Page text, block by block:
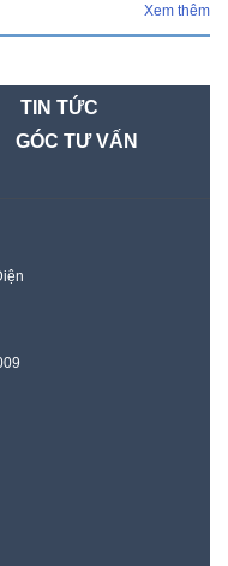
Xem thêm
TIN TỨC
GÓC TƯ VẤN